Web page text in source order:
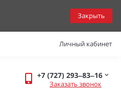
Закрыть
Личный кабинет
+7 (727) 293‒83‒16
Заказать звонок